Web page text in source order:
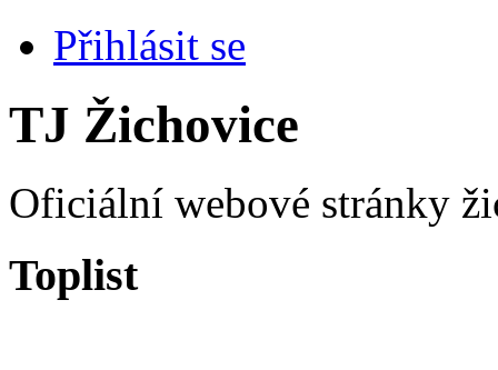
Přihlásit se
TJ Žichovice
Oficiální webové stránky
Toplist